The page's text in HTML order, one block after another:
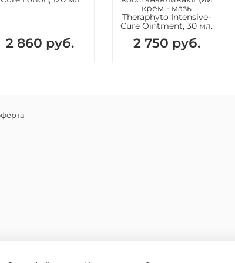
Состав
вода,
камедь,
пиона
2 860 руб.
крем - мазь
Theraphyto Intensive-
Cure Ointment, 30 мл.
2 750 руб.